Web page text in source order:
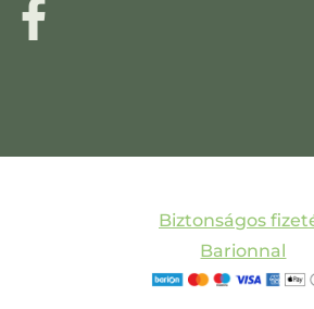
Biztonságos
Barionnal